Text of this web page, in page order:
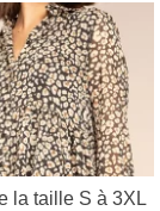
la taille S à 3XL